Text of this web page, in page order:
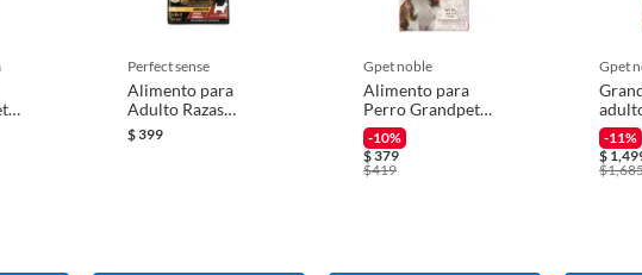
perfect sense
Alimento para
Adulto Razas
Chicas 3 Kg
$399
gpet noble
Alimento para
Perro Grandpet
Noble Adulto 4Kg
-10%
$379
$419
gpet
-11%
$
$